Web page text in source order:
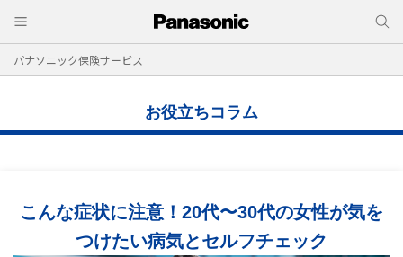
パナソニック保険サービス
お役立ちコラム
こんな症状に注意！20代〜30代の女性が気を
つけたい病気とセルフチェック